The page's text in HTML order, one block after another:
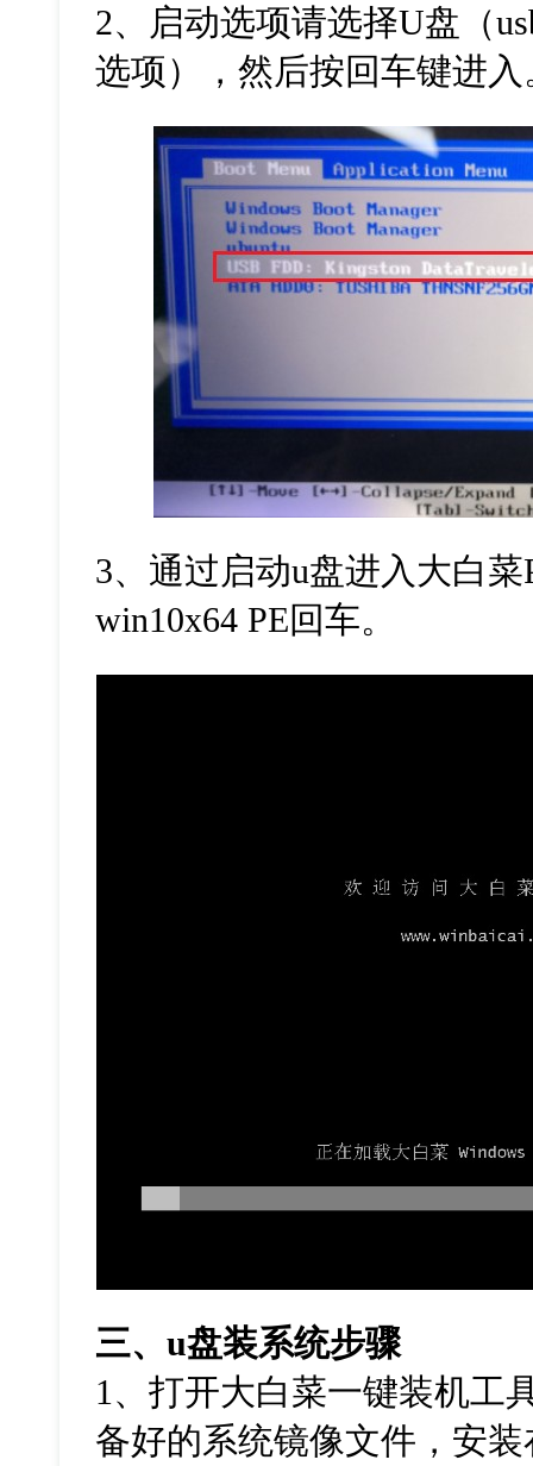
2、启动选项请选择U盘（
选项），然后按回车键进入
3、通过启动u盘进入大白菜
win10x64 PE回车。
三、u盘装系统步骤
1 、打开大白菜一键装机工
备好的系统镜像文件，安装